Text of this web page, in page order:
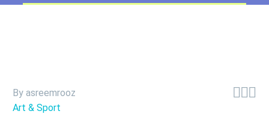

By asreemrooz
Art & Sport